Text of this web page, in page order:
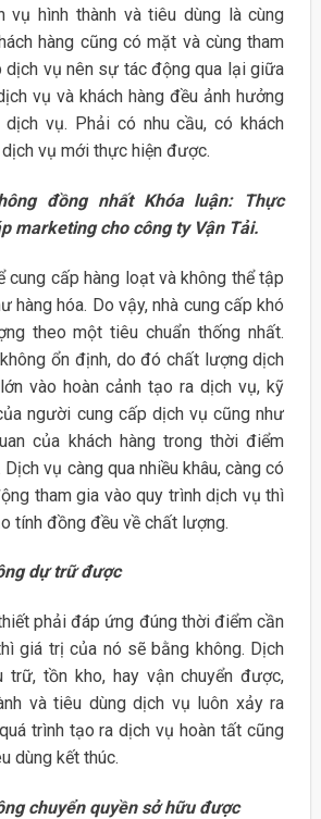
vụ hình thành và tiêu dùng là cùng
hàng cũng có mặt và cùng tham
dịch vụ nên sự tác động qua lại giữa
vụ và khách hàng đều ảnh hưởng
vụ. Phải có nhu cầu, có khách
vụ mới thực hiện được.
đồng nhất Khóa luận: Thực
marketing cho công ty Vận Tải.
cung cấp hàng loạt và không thể tập
hàng hóa. Do vậy, nhà cung cấp khó
theo một tiêu chuẩn thống nhất.
ổn định, do đó chất lượng dịch
vào hoàn cảnh tạo ra dịch vụ, kỹ
người cung cấp dịch vụ cũng như
của khách hàng trong thời điểm
vụ càng qua nhiều khâu, càng có
tham gia vào quy trình dịch vụ thì
tính đồng đều về chất lượng.
dự trữ được
phải đáp ứng đúng thời điểm cần
giá trị của nó sẽ bằng không. Dịch
trữ, tồn kho, hay vận chuyển được,
và tiêu dùng dịch vụ luôn xảy ra
trình tạo ra dịch vụ hoàn tất cũng
dùng kết thúc.
chuyển quyền sở hữu được